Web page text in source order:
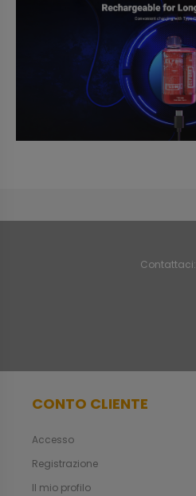
Contattaci:
CONTO CLIENTE
Accesso
Registrazione
Il mio profilo